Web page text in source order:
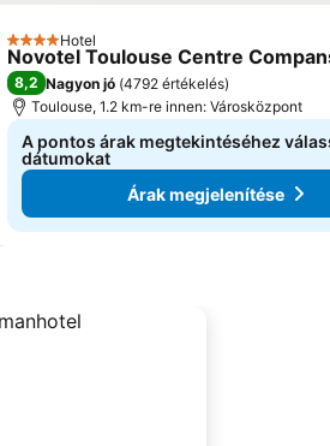
4 Kategória
Hotel
Novotel Toulouse Centre
8,2 Nagyon jó (4792 értékelés)
Toulouse, 1.2 km-re innen: Városközpont
A pontos árak megtekintéséhez
dátumokat
Árak megjelenítése